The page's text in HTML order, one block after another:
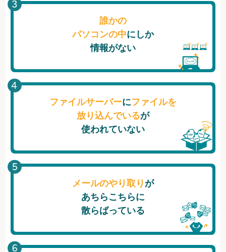
誰かの
パソコンの中にしか
情報がない
ファイルサーバーにファイルを
放り込んでいるが
使われていない
メールのやり取り が
あちらこちらに
散らばっている